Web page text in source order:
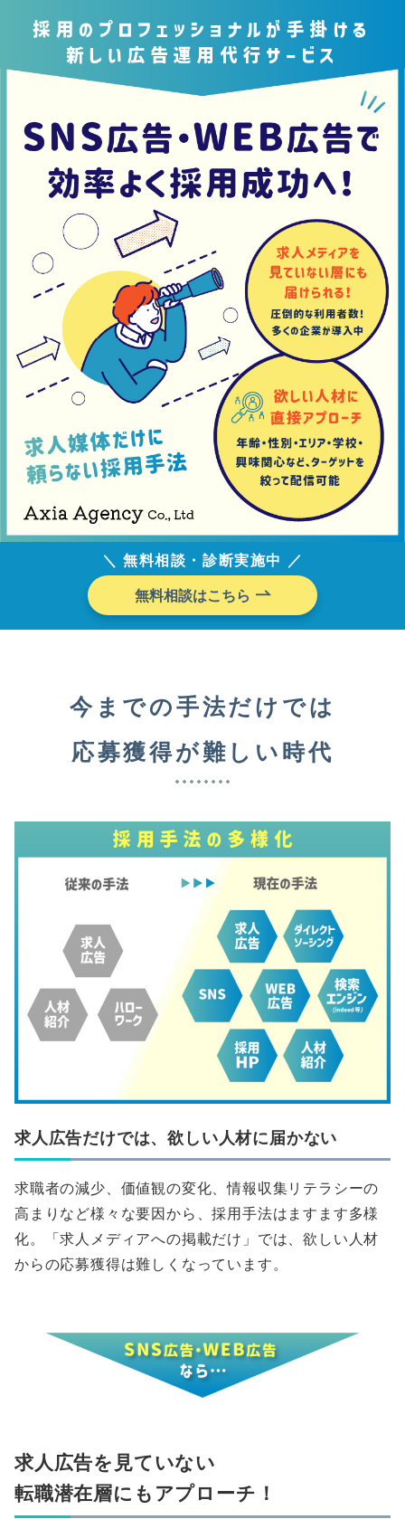
＼ 無料相談・診断実施中 ／
無料相談はこちら
今までの手法だけでは
応募獲得が難しい時代
求人広告だけでは、欲しい人材に届かない
求職者の減少、価値観の変化、情報収集リテラシーの
高まりなど様々な要因から、採用手法はますます多様
化。「求人メディアへの掲載だけ」では、欲しい人材
からの応募獲得は難しくなっています。
求人広告を見ていない
転職潜在層にもアプローチ！